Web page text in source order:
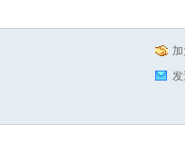
发